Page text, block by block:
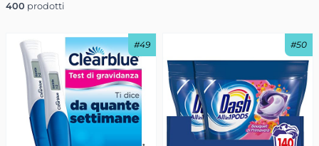
400 prodotti
#49 #50